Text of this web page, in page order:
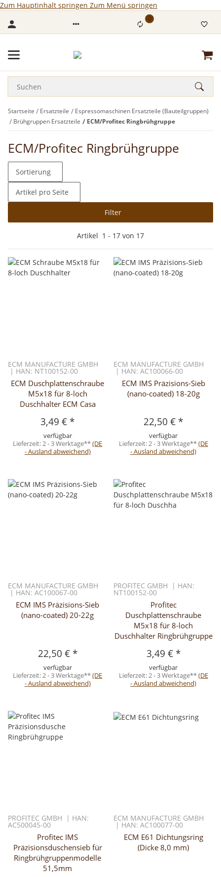
Zum Hauptinhalt springen Zum Menü springen
0
Startseite Ersatzteile
Espressomaschinen Ersatzteile (Bauteilgruppen)
Brühgruppen Ersatzteile
ECM/Profitec Ringbrühgruppe
ECM/Profitec Ringbrühgruppe
Filter
Sortierung
Artikel pro Seite
Artikel 1 - 17 von 17
ECM MANUFACTURE GMBH
| HAN: NT100152-00
ECM Duschplattenschraube
M5x18 für 8-loch
Duschhalter ECM Casa
3,49 € *
verfügbar
Lieferzeit:2 - 3 Werktage**(DE
- Ausland abweichend)
ECM MANUFACTURE GMBH
| HAN: AC100066-00
ECM IMS Präzisions-Sieb
(nano-coated) 18-20g
22,50 € *
verfügbar
Lieferzeit:2 - 3 Werktage**(DE
- Ausland abweichend)
ECM MANUFACTURE GMBH
| HAN: AC100067-00
ECM IMS Präzisions-Sieb
(nano-coated) 20-22g
22,50 € *
verfügbar
Lieferzeit:2 - 3 Werktage**(DE
- Ausland abweichend)
PROFITEC GMBH | HAN:
NT100152-00
Profitec
Duschplattenschraube
M5x18 für 8-loch
Duschhalter Ringbrühgruppe
3,49 € *
verfügbar
Lieferzeit:2 - 3 Werktage**(DE
- Ausland abweichend)
PROFITEC GMBH | HAN:
AC500045-00
Profitec IMS
Präzisionsduschensieb für
Ringbrühgruppenmodelle
51,5mm
ECM MANUFACTURE GMBH
| HAN: AC100077-00
ECM E61 Dichtungsring
(Dicke 8,0 mm)